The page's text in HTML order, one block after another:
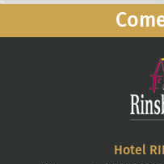
Hotel